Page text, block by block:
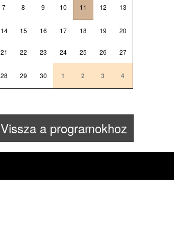
7 8 9 10 11 12 13
14 15 16 17 18 19 20
21 22 23 24 25 26 27
28 29 30 1 2 3 4
Vissza a programokhoz